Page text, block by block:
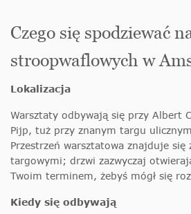
Czego się spodziewać
stroopwaflowych w
Lokalizacja
Warsztaty odbywają się przy Albert
Pijp, tuż przy znanym targu
Przestrzeń warsztatowa znajduje się
targowymi; drzwi zazwyczaj
Twoim terminem, żebyś mógł się
Kiedy się odbywają